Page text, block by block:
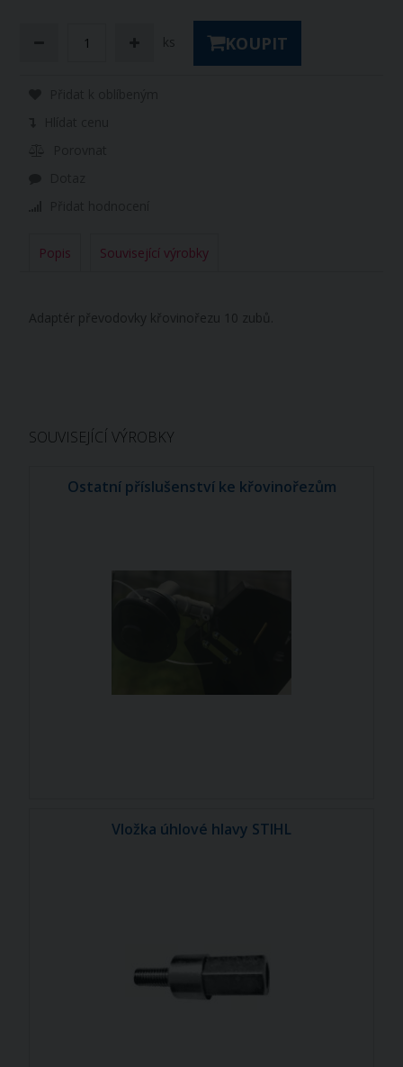
ks KOUPIT
Popis Související výrobky
Adaptér převodovky křovinořezu 10 zubů.
SOUVISEJÍCÍ VÝROBKY
Ostatní příslušenství ke křovinořezům
Vložka úhlové hlavy STIHL